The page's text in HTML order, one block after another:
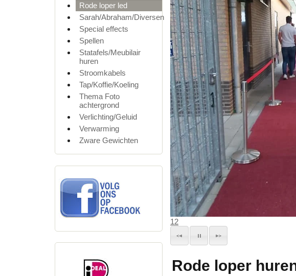
Rode loper led
Sarah/Abraham/Diversen
Special effects
Spellen
Statafels/Meubilair
huren
Stroomkabels
Tap/Koffie/Koeling
Thema Foto
achtergrond
Verlichting/Geluid
Verwarming
Zware Gewichten
12
Rode loper